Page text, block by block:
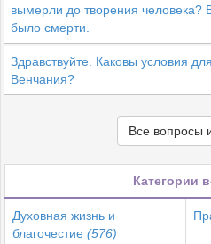
вымерли до творения человека?
было смерти.
Здравствуйте. Каковы условия
Венчания?
Все вопросы
Категории
Духовная жизнь и
благочестие (576)